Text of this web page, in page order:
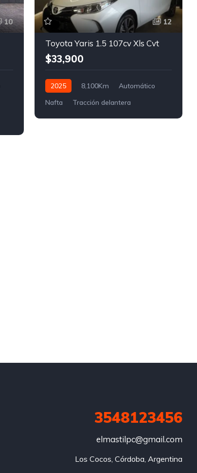
10 12
Toyota Yaris 1.5 107cv Xls Cvt
$33,900
2025 8,100Km
Automático
Nafta
Tracción delantera
3548123456
elmastilpc@gmail.com
Los Cocos, Córdoba, Argentina